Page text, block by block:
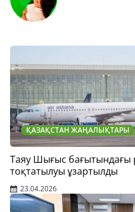
ҚАЗАҚСТАН ЖАҢАЛЫҚТАРЫ
Таяу Шығыс бағытындағы
тоқтатылуы ұзартылды
23.04.2026